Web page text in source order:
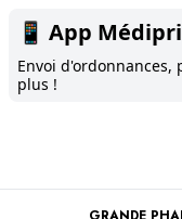
📱 App
Envoi d'ordonnances,
plus !